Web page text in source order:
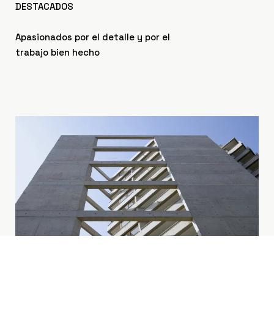
DESTACADOS
Apasionados por el detalle y por el
trabajo bien hecho